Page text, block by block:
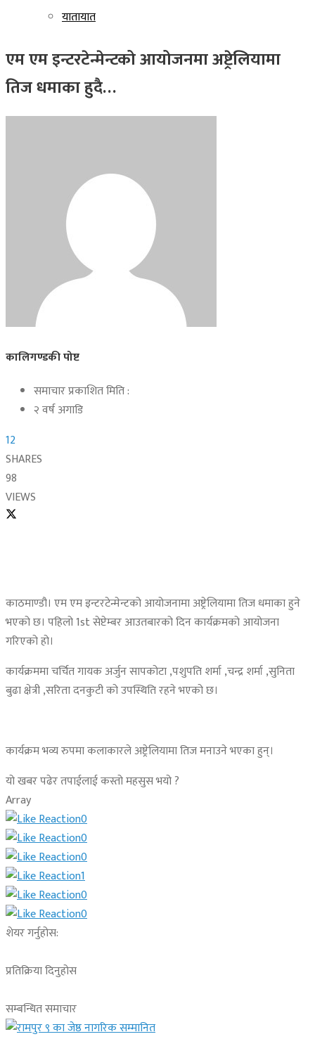
यातायात
एम एम इन्टरटेन्मेन्टको आयोजनमा अष्ट्रेलियामा
तिज धमाका हुदै…
कालिगण्डकी पोष्ट
समाचार प्रकाशित मिति :
२ वर्ष अगाडि
12
SHARES
98
VIEWS
काठमाण्डौ। एम एम इन्टरटेन्मेन्टको आयोजनामा अष्ट्रेलियामा तिज धमाका हुने
भएको छ। पहिलो 1st सेप्टेम्बर आउतबारको दिन कार्यक्रमको आयोजना
गरिएको हो।
कार्यक्रममा चर्चित गायक अर्जुन सापकोटा ,पशुपति शर्मा ,चन्द्र शर्मा ,सुनिता
बुढा क्षेत्री ,सरिता दनकुटी को उपस्थिति रहने भएको छ।
कार्यक्रम भव्य रुपमा कलाकारले अष्ट्रेलियामा तिज मनाउने भएका हुन्।
यो खबर पढेर तपाईलाई कस्तो महसुस भयो ?
Array
0
0
0
1
0
0
शेयर गर्नुहोस:
प्रतिक्रिया दिनुहोस
सम्बन्धित समाचार